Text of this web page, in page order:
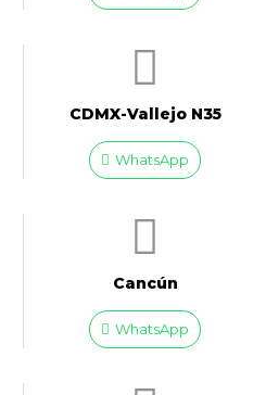
CDMX-Vallejo N35
WhatsApp
Cancún
WhatsApp